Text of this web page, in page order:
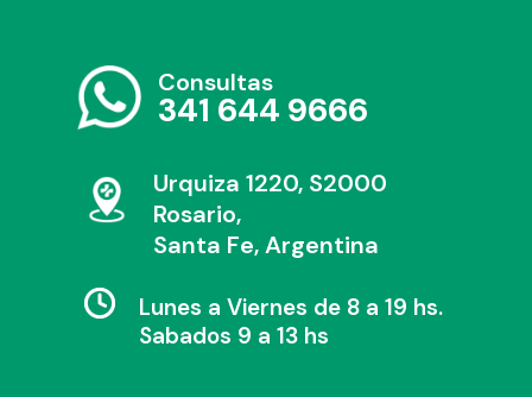
Consultas
341 644 9666
Urquiza 1220, S2000
Rosario,
Santa Fe, Argentina
Lunes a Viernes de 8 a 19 hs.
Sabados 9 a 13 hs